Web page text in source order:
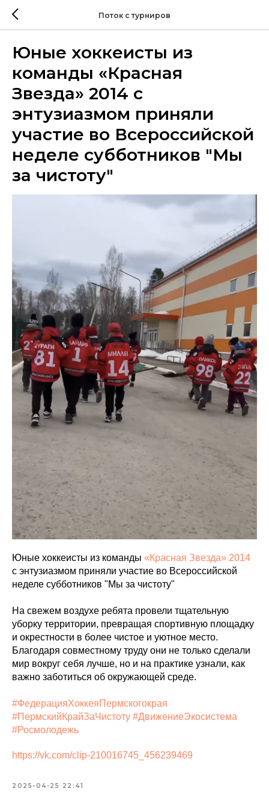
Поток с турниров
Юные хоккеисты из
команды «Красная
Звезда» 2014 с
энтузиазмом приняли
участие во Всероссийской
неделе субботников "Мы
за чистоту"
Юные хоккеисты из команды «Красная Звезда» 2014
с энтузиазмом приняли участие во Всероссийской
неделе субботников "Мы за чистоту"
На свежем воздухе ребята провели тщательную
уборку территории, превращая спортивную площадку
и окрестности в более чистое и уютное место.
Благодаря совместному труду они не только сделали
мир вокруг себя лучше, но и на практике узнали, как
важно заботиться об окружающей среде.
#ФедерацияХоккеяПермскогокрая
#ПермскийКрайЗаЧистоту #ДвижениеЭкосистема
#Росмолодежь
https://vk.com/clip-210016745_456239469
2025-04-25 22:41